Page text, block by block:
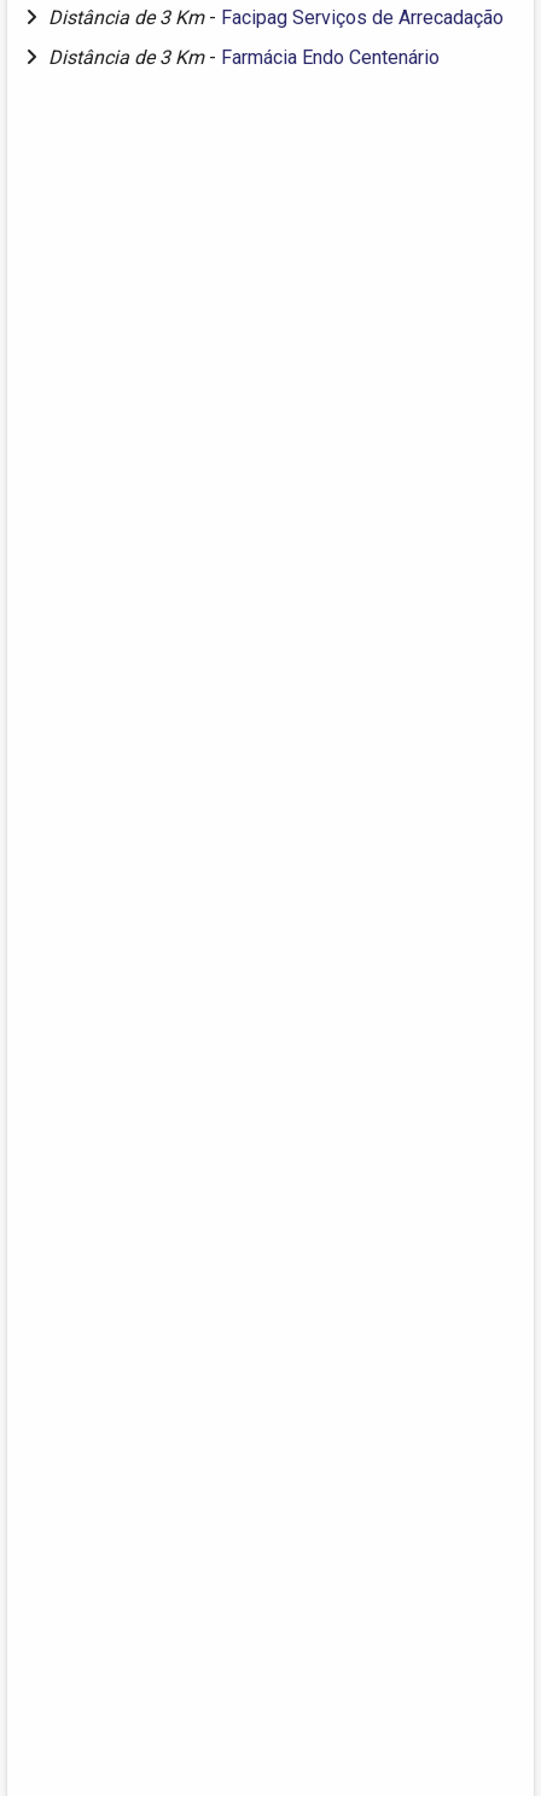
Distância de 3 Km - Facipag Serviços de Arrecadação
Distância de 3 Km - Farmácia Endo Centenário